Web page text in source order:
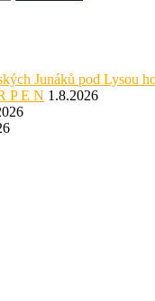
Junáků pod Lysou
P E N 1.8.2026